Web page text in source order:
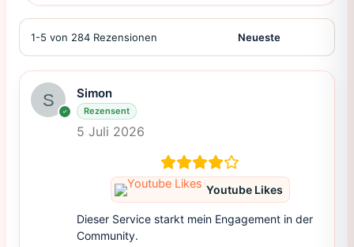
1-5 von 284 Rezensionen
Simon
Rezensent
5 Juli 2026
Youtube Likes
Dieser Service starkt mein Engagement in der
Community.